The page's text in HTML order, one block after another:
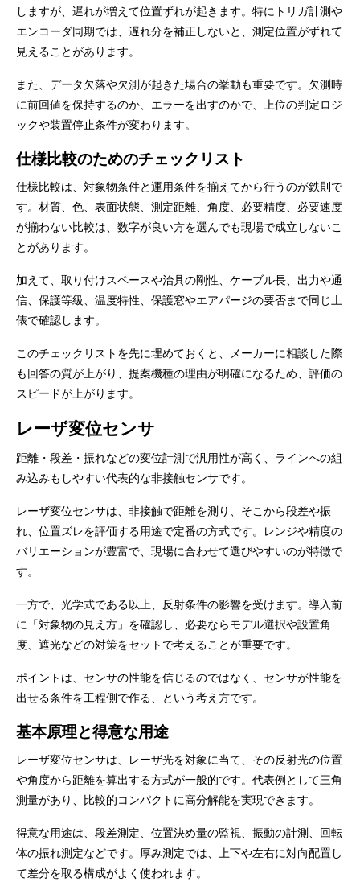
しますが、遅れが増えて位置ずれが起きます。特にトリガ計測や
エンコーダ同期では、遅れ分を補正しないと、測定位置がずれて
見えることがあります。
また、データ欠落や欠測が起きた場合の挙動も重要です。欠測時
に前回値を保持するのか、エラーを出すのかで、上位の判定ロジ
ックや装置停止条件が変わります。
仕様比較のためのチェックリスト
仕様比較は、対象物条件と運用条件を揃えてから行うのが鉄則で
す。材質、色、表面状態、測定距離、角度、必要精度、必要速度
が揃わない比較は、数字が良い方を選んでも現場で成立しないこ
とがあります。
加えて、取り付けスペースや治具の剛性、ケーブル長、出力や通
信、保護等級、温度特性、保護窓やエアパージの要否まで同じ土
俵で確認します。
このチェックリストを先に埋めておくと、メーカーに相談した際
も回答の質が上がり、提案機種の理由が明確になるため、評価の
スピードが上がります。
レーザ変位センサ
距離・段差・振れなどの変位計測で汎用性が高く、ラインへの組
み込みもしやすい代表的な非接触センサです。
レーザ変位センサは、非接触で距離を測り、そこから段差や振
れ、位置ズレを評価する用途で定番の方式です。レンジや精度の
バリエーションが豊富で、現場に合わせて選びやすいのが特徴で
す。
一方で、光学式である以上、反射条件の影響を受けます。導入前
に「対象物の見え方」を確認し、必要ならモデル選択や設置角
度、遮光などの対策をセットで考えることが重要です。
ポイントは、センサの性能を信じるのではなく、センサが性能を
出せる条件を工程側で作る、という考え方です。
基本原理と得意な用途
レーザ変位センサは、レーザ光を対象に当て、その反射光の位置
や角度から距離を算出する方式が一般的です。代表例として三角
測量があり、比較的コンパクトに高分解能を実現できます。
得意な用途は、段差測定、位置決め量の監視、振動の計測、回転
体の振れ測定などです。厚み測定では、上下や左右に対向配置し
て差分を取る構成がよく使われます。